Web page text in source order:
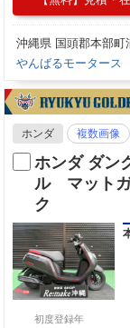
沖縄県 国頭郡本部町
やんばるモータース
ホンダ 複数画像
ホンダ ダ
ル マットガ
ク
初度登録年